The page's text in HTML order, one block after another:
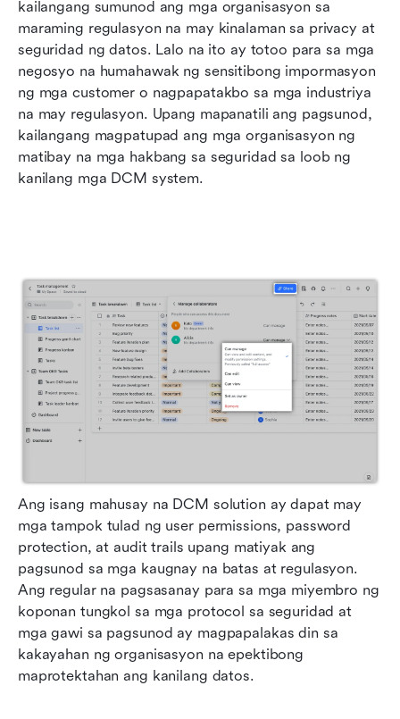
kailangang sumunod ang mga organisasyon sa
maraming regulasyon na may kinalaman sa privacy at
seguridad ng datos. Lalo na ito ay totoo para sa mga
negosyo na humahawak ng sensitibong impormasyon
ng mga customer o nagpapatakbo sa mga industriya
na may regulasyon. Upang mapanatili ang pagsunod,
kailangang magpatupad ang mga organisasyon ng
matibay na mga hakbang sa seguridad sa loob ng
kanilang mga DCM system.
Ang isang mahusay na DCM solution ay dapat may
mga tampok tulad ng user permissions, password
protection, at audit trails upang matiyak ang
pagsunod sa mga kaugnay na batas at regulasyon.
Ang regular na pagsasanay para sa mga miyembro ng
koponan tungkol sa mga protocol sa seguridad at
mga gawi sa pagsunod ay magpapalakas din sa
kakayahan ng organisasyon na epektibong
maprotektahan ang kanilang datos.